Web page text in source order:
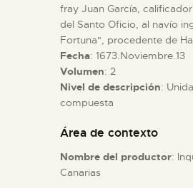
EL MUSEO
COLECCIONES
ESPAÑOL
fray Juan García,
del Santo Oficio, al navío
Fortuna", procedente de
Fecha: 1673.Noviembre.13
Volumen: 2
Nivel de descripción:
compuesta
Área de contexto
Nombre del productor:
Canarias